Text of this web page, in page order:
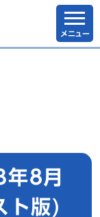
メニュー
8月
ト版)